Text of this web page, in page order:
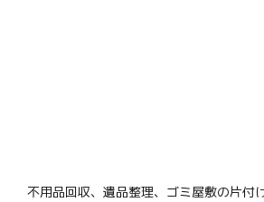
不用品回収、遺品整理、ゴミ屋敷の片付